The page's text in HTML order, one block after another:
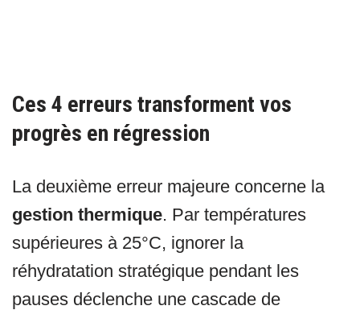
Ces 4 erreurs transforment vos
progrès en régression
La deuxième erreur majeure concerne la
gestion thermique. Par températures
supérieures à 25°C, ignorer la
réhydratation stratégique pendant les
pauses déclenche une cascade de